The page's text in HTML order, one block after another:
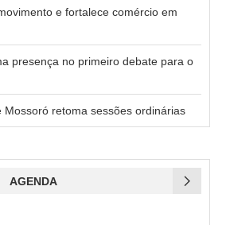
e fortalece comércio em
presença no primeiro debate para o
Mossoró retoma sessões ordinárias
AGENDA